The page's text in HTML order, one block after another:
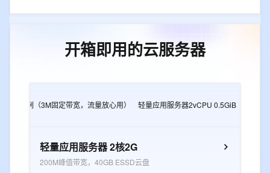
开箱即用的云服务器
e实例（3M固定带宽，流量放心用） 轻量应用服务器2vCPU 0.5GiB
轻量应用服务器 2核2G
200M峰值带宽，40GB ESSD云盘